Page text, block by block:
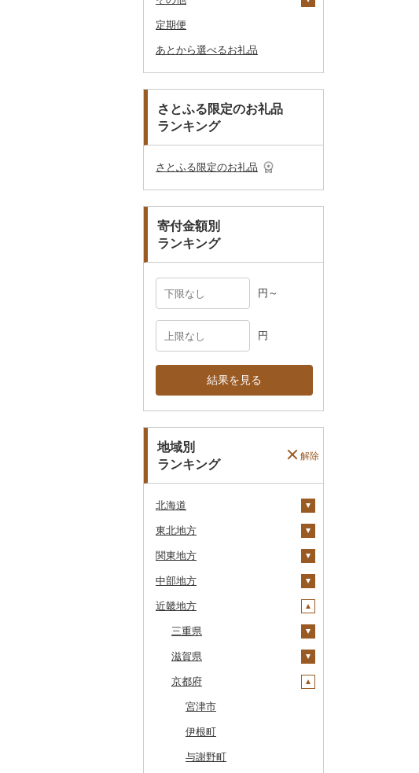
その他和菓子
ジャム
その他缶詰・瓶詰
おせち
その他加工品
ケチャップ
こしょう
その他調味料
券
GDOふるさとゴルフ
プレークーポン
その他のゴルフプレー
花火大会チケット
カタログギフト
その他文房具
箸
スプーン・フォーク・
ナイフ
皿・椀
その他食器
フライパン
鍋
まな板
土鍋
日用品
洗剤
トイレットペーパー
ティッシュ
その他日用品
楽器・器材
本・CD・DVD
おもちゃ・ぬいぐるみ
ご当地キャラクター
ペット用品
その他雑貨
その他スポーツ
アロマ
プロテイン
その他美容
ツケース
その他鞄・バッグ
子供・ベビー
その他洋服
靴・履物
靴・シューズ
スリッパ・下駄・草履
その他靴・履物
アクセサリー
ペンダント・ネックレ
ス
ピアス・イヤリング
その他アクセサリー
その他服飾小物
ショール・ストール
マフラー・手袋
唐津焼
備前焼
美濃焼
村上木彫堆朱
その他装飾品・工芸品
数珠
工芸品
播州そろばん
美濃和紙
花
胡蝶蘭
造花・プリザーブドフ
ラワー
その他花
盆栽・その他
地域サービス
その他
定期便
あとから選べるお礼品
さとふる限定のお礼品
ランキング
さとふる限定のお礼品
寄付金額別
ランキング
円～
円
結果を見る
地域別
ランキング
解除
北海道
安平町
八雲町
鹿部町
江差町
白老町
せたな町
旭川市
森町
稚内市
標津町
東北地方
青森県
十和田市
大鰐町
南部町
五戸町
藤崎町
六ヶ所村
東北町
三戸町
岩手県
宮古市
軽米町
岩手町
矢巾町
釜石市
野田村
普代村
宮城県
柴田町
色麻町
丸森町
大衡村
加美町
利府町
秋田県
大潟村
横手市
能代市
小坂町
仙北市
山形県
村山市
尾花沢市
上山市
河北町
福島県
天栄村
広野町
鏡石町
関東地方
茨城県
土浦市
取手市
つくば市
稲敷市
潮来市
五霞町
北茨城市
栃木県
那須塩原市
市貝町
塩谷町
上三川町
佐野市
真岡市
群馬県
榛東村
下仁田町
玉村町
安中市
川場村
埼玉県
春日部市
蕨市
戸田市
毛呂山町
千葉県
勝浦市
袖ケ浦市
我孫子市
東京都
八王子市
日野市
神奈川県
南足柄市
中部地方
新潟県
十日町市
弥彦村
阿賀町
出雲崎町
魚沼市
佐渡市
富山県
射水市
氷見市
朝日町
高岡市
魚津市
石川県
羽咋市
七尾市
白山市
穴水町
福井県
美浜町
小浜市
越前町
山梨県
富士吉田市
甲斐市
長野県
高森町
岐阜県
近畿地方
三重県
鈴鹿市
伊賀市
木曽岬町
多気町
松阪市
滋賀県
長浜市
高島市
草津市
近江八幡市
京都府
宮津市
伊根町
与謝野町